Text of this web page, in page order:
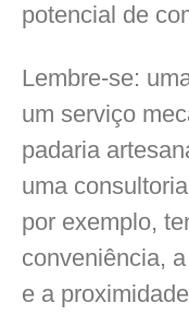
potencial de
Lembre-se:
um serviço
padaria
uma
por exemplo,
conveniência,
e a